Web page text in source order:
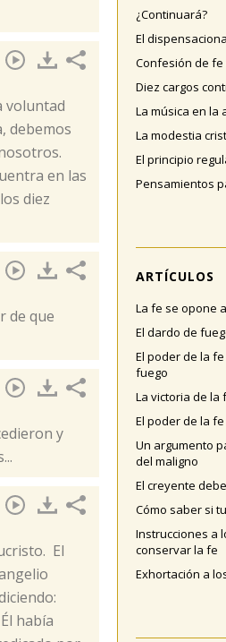
voluntad
debemos
en las
diez
de que
y
El
había
¿Continuará?
El
Confesión de fe
Diez cargos
La música en la
La modestia
El principio
Pensamientos
ARTÍCULOS
La fe se opone
El dardo de
El poder de la
fuego
La victoria de la
El poder de la
Un argumento
del maligno
El creyente
Cómo saber si
Instrucciones a
conservar la fe
Exhortación a